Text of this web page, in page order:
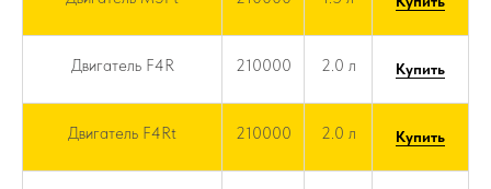
Двигатель F4R 210000 2.0 л Купить
Двигатель F4Rt 210000 2.0 л Купить